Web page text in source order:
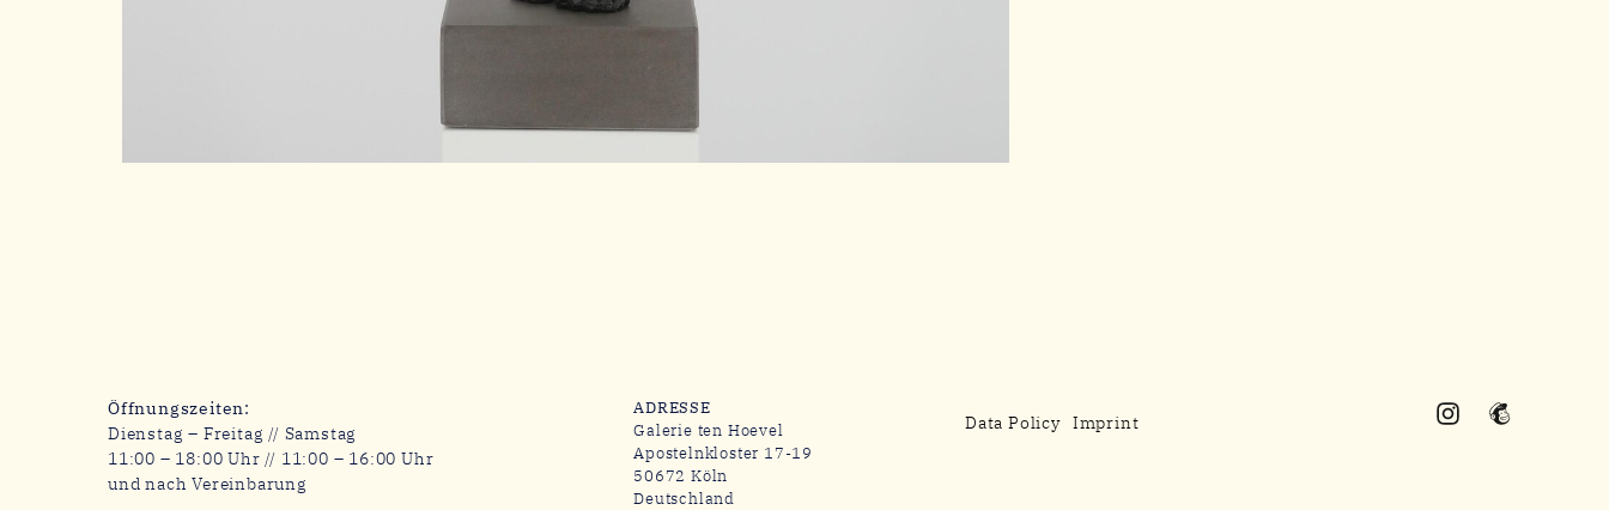
Öffnungszeiten:
Dienstag – Freitag // Samstag
11:00 – 18:00 Uhr // 11:00 – 16:00 Uhr
und nach Vereinbarung
ADRESSE
Galerie ten Hoevel
Apostelnkloster 17-19
50672 Köln
Deutschland
Data Policy Imprint